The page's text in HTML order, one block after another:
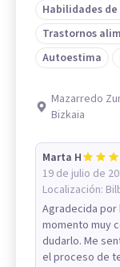
Habilidades
Trastornos
Autoestima
Mazarredo
Bizkaia
Marta H
19 de julio de
Localización:
Agradecida por
momento muy
dudarlo. Me
el proceso de